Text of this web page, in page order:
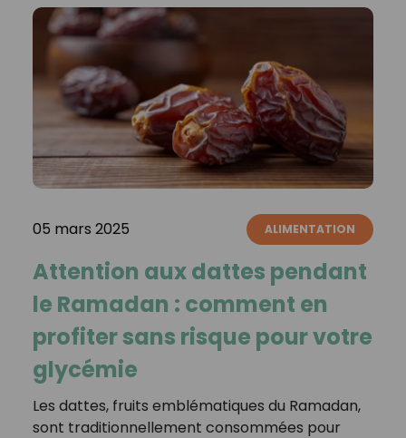
05 mars 2025 ALIMENTATION
Attention aux dattes pendant
le Ramadan : comment en
profiter sans risque pour votre
glycémie
Les dattes, fruits emblématiques du Ramadan,
sont traditionnellement consommées pour